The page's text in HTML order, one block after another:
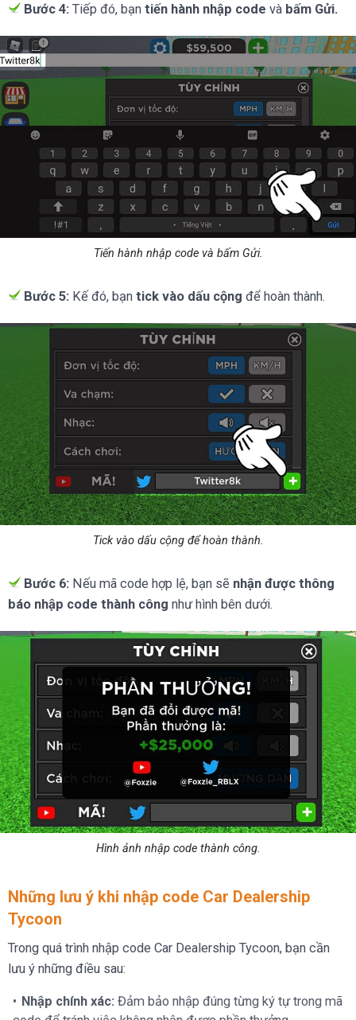
Bước 4: Tiếp đó, bạn tiến hành nhập code và bấm Gửi.
Tiến hành nhập code và bấm Gửi.
Bước 5: Kế đó, bạn tick vào dấu cộng để hoàn thành.
Tick vào dấu cộng để hoàn thành.
Bước 6: Nếu mã code hợp lệ, bạn sẽ nhận được thông
báo nhập code thành công như hình bên dưới.
Hình ảnh nhập code thành công.
Những lưu ý khi nhập code Car Dealership
Tycoon
Trong quá trình nhập code Car Dealership Tycoon, bạn cần
lưu ý những điều sau:
Nhập chính xác: Đảm bảo nhập đúng từng ký tự trong mã